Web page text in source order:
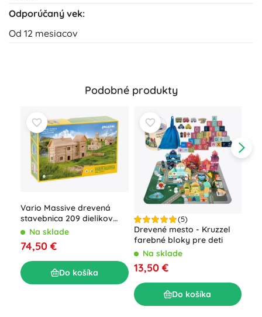
Odporúčaný vek:
Od 12 mesiacov
Podobné produkty
Vario Massive drevená
stavebnica 209 dielikov
WALACHIA
Na sklade
74,50 €
Do košíka
(5)
Drevené mesto - Kruzzel
farebné bloky pre deti
Na sklade
13,50 €
Do košíka